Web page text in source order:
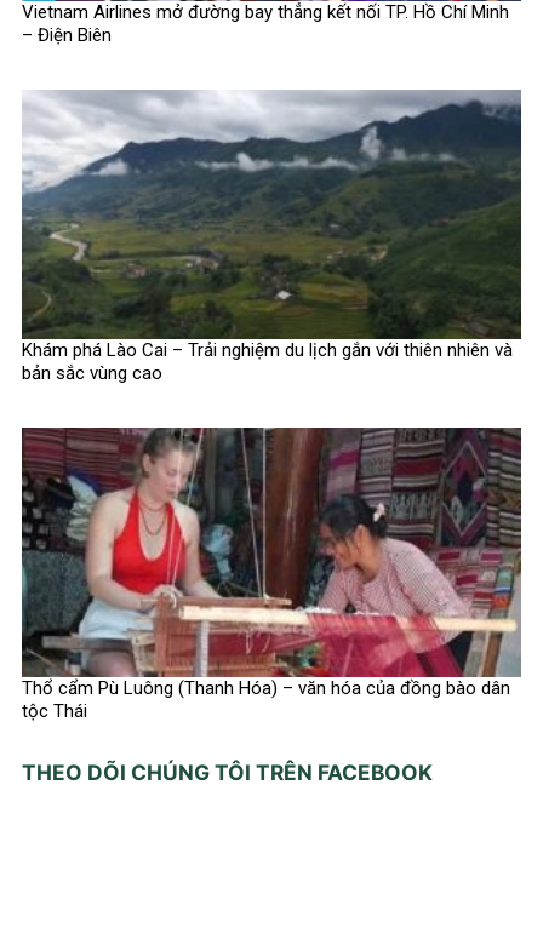
Vietnam Airlines mở đường bay thẳng kết nối TP. Hồ Chí Minh
– Điện Biên
Khám phá Lào Cai – Trải nghiệm du lịch gắn với thiên nhiên và
bản sắc vùng cao
Thổ cẩm Pù Luông (Thanh Hóa) – văn hóa của đồng bào dân
tộc Thái
THEO DÕI CHÚNG TÔI TRÊN FACEBOOK